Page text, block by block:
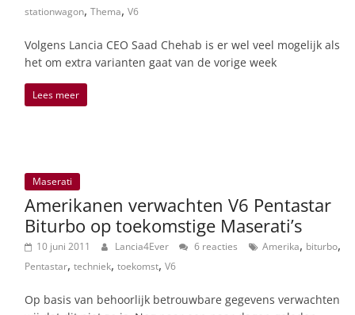
stationwagon, Thema, V6
Volgens Lancia CEO Saad Chehab is er wel veel mogelijk als
het om extra varianten gaat van de vorige week
Lees meer
Maserati
Amerikanen verwachten V6 Pentastar
Biturbo op toekomstige Maserati’s
10 juni 2011 Lancia4Ever 6 reacties Amerika, biturbo,
Pentastar, techniek, toekomst, V6
Op basis van behoorlijk betrouwbare gegevens verwachten